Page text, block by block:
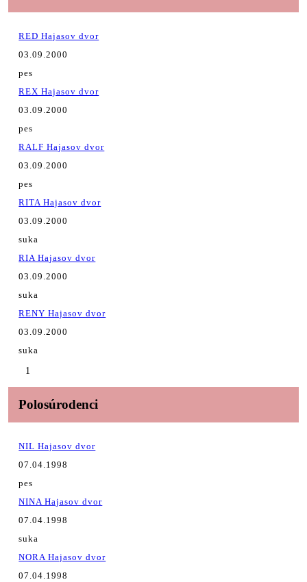
RED Hajasov dvor
03.09.2000
pes
REX Hajasov dvor
03.09.2000
pes
RALF Hajasov dvor
03.09.2000
pes
RITA Hajasov dvor
03.09.2000
suka
RIA Hajasov dvor
03.09.2000
suka
RENY Hajasov dvor
03.09.2000
suka
1
Polosúrodenci
NIL Hajasov dvor
07.04.1998
pes
NINA Hajasov dvor
07.04.1998
suka
NORA Hajasov dvor
07.04.1998